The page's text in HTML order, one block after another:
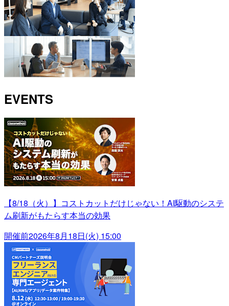
EVENTS
【8/18（火）】コストカットだけじゃない！AI駆動のシステ
ム刷新がもたらす本当の効果
開催前2026年8月18日(火) 15:00